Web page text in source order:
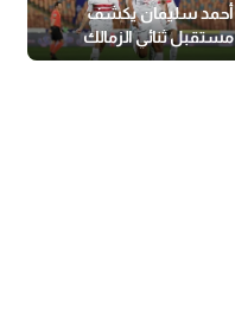
أحمد سليمان يكشف
مستقبل ثنائي الزمالك
(فيديو)